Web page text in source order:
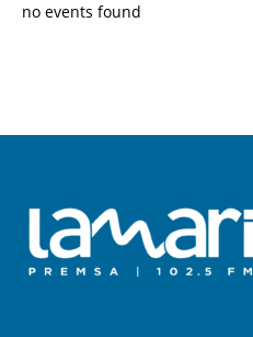
no events found